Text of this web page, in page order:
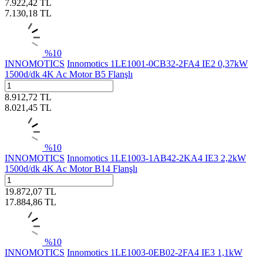
7.922,42 TL
7.130,18 TL
%10
INNOMOTICS Innomotics 1LE1001-0CB32-2FA4 IE2 0,37kW
1500d/dk 4K Ac Motor B5 Flanşlı
8.912,72 TL
8.021,45 TL
%10
INNOMOTICS Innomotics 1LE1003-1AB42-2KA4 IE3 2,2kW
1500d/dk 4K Ac Motor B14 Flanşlı
19.872,07 TL
17.884,86 TL
%10
INNOMOTICS Innomotics 1LE1003-0EB02-2FA4 IE3 1,1kW